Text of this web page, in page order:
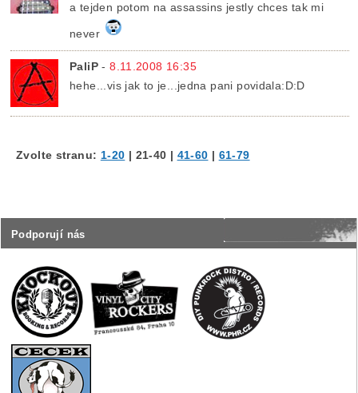
Podporují nás
a tejden potom na assassins jestly chces tak mi
never
PaliP -8.11.2008 16:35
hehe...vis jak to je...jedna pani povidala:D:D
Zvolte stranu: 1-20 | 21-40 | 41-60 | 61-79